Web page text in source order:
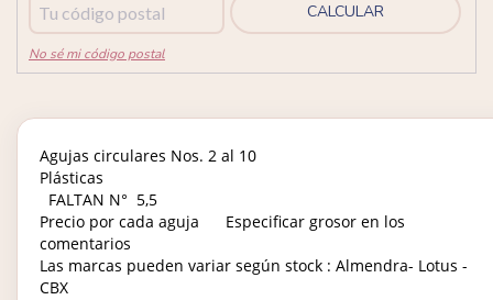
CALCULAR
No sé mi código postal
Agujas circulares Nos. 2 al 10
Plásticas
FALTAN N° 5,5
Precio por cada aguja Especificar grosor en los
comentarios
Las marcas pueden variar según stock : Almendra- Lotus -
CBX